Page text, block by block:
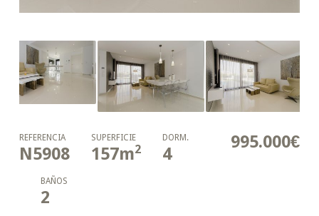
995.000€
REFERENCIA
N5908
SUPERFICIE
157m2
DORM.
4
BAÑOS
2